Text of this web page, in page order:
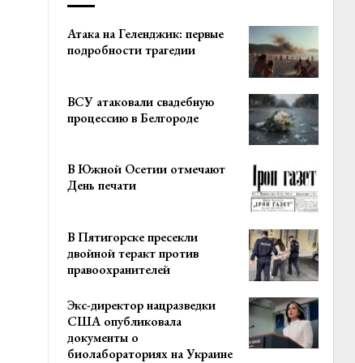
Атака на Геленджик: первые
подробности трагедии
ВСУ атаковали свадебную
процессию в Белгороде
В Южной Осетии отмечают
День печати
В Пятигорске пресекли
двойной теракт против
правоохранителей
Экс-директор нацразведки
США опубликовала
документы о
биолабораториях на Украине